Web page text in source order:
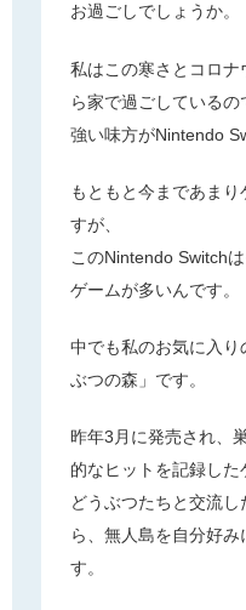
SUBARU TIMES
個人情報保護方針
お過ごしでしょうか。
私はこの寒さとコロ
ら家で過ごしている
強い味方がNintendo
もともと今まであま
すが、
このNintendo Switch
ゲームが多いんです。
中でも私のお気に入り
ぶつの森」です。
昨年3月に発売され、
的なヒットを記録した
どうぶつたちと交流
ら、無人島を自分好
す。